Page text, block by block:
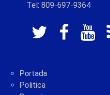
Tel: 809-697-9364
Portada
Politica